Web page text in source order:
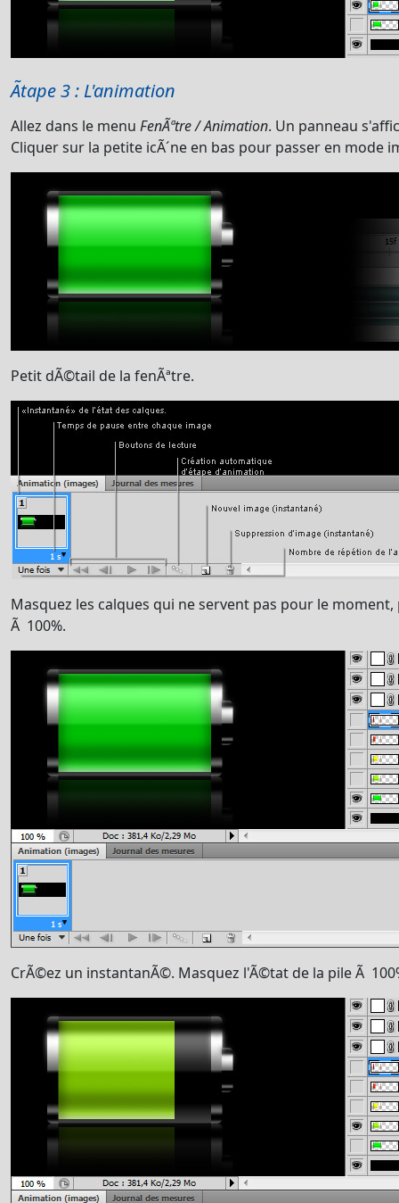
Ãtape 3 : L'animation
Allez dans le menu FenÃªtre / Animation. Un panneau
Cliquer sur la petite icÃ´ne en bas pour passer en mode
Petit dÃ©tail de la fenÃªtre.
Masquez les calques qui ne servent pas pour le
Ã 100%.
CrÃ©ez un instantanÃ©. Masquez l'Ã©tat de la pile Ã